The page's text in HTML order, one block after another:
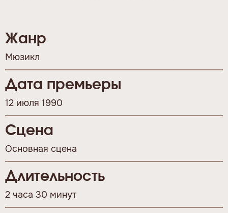
Жанр
Мюзикл
Дата премьеры
12 июля 1990
Сцена
Основная сцена
Длительность
2 часа 30 минут